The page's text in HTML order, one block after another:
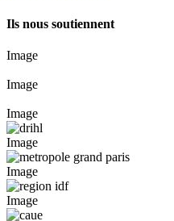
Ils nous soutiennent
Image
Image
Image
Image
Image
Image